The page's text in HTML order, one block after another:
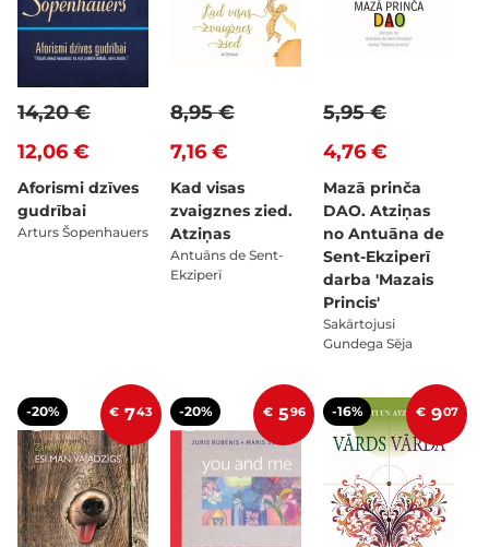
12,06 €
14,20 €
Aforismi dzīves
gudrībai
Arturs Šopenhauers
7,16 €
8,95 €
Kad visas
zvaigznes zied.
Atziņas
Antuāns de Sent-
Ekziperī
4,76 €
5,95 €
Mazā prinča
DAO. Atziņas
no Antuāna de
Sent-Ekziperī
darba 'Mazais
Princis'
Sakārtojusi
Gundega Sēja
-20% € 743 -20% € 596 -16% € 907